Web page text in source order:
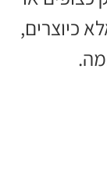
כיוצרים,